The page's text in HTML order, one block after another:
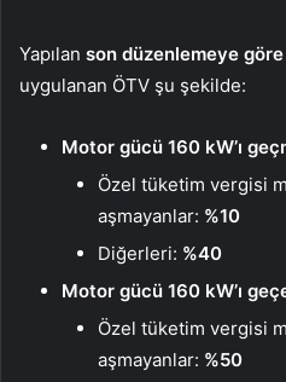
Yapılan son düzenlemeye göre
uygulanan ÖTV şu şekilde:
Motor gücü 160 kW’ı
Özel tüketim vergisi
aşmayanlar: %10
Diğerleri: %40
Motor gücü 160 kW’ı
Özel tüketim vergisi
aşmayanlar: %50